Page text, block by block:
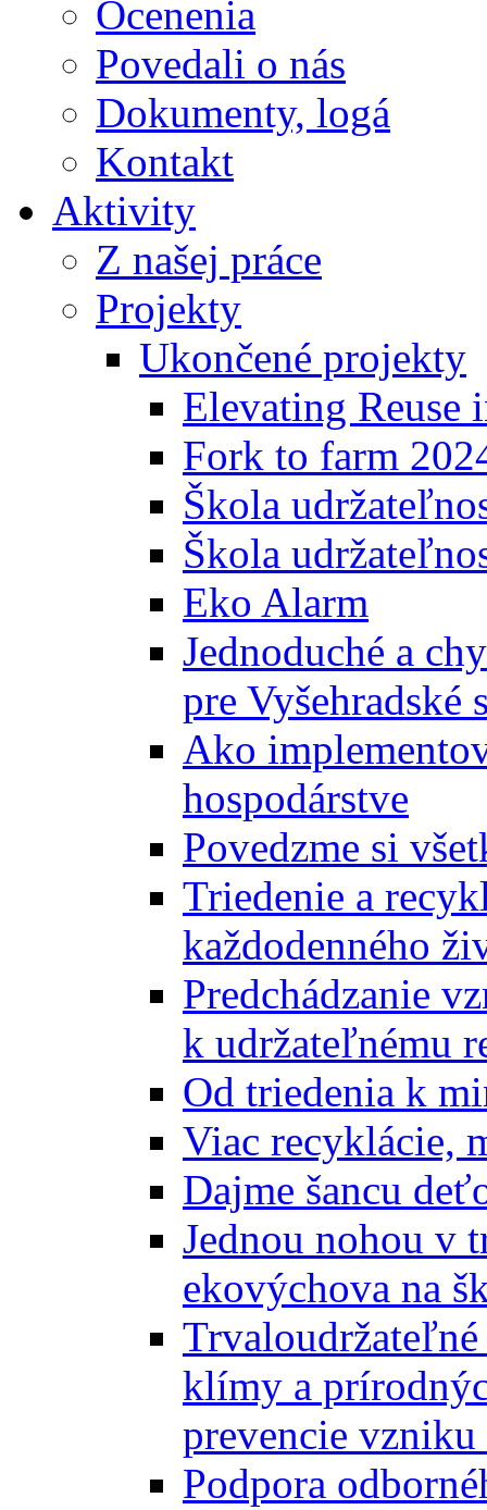
Ocenenia
Povedali o nás
Dokumenty, logá
Kontakt
Aktivity
Z našej práce
Projekty
Ukončené projekty
Elevating Reuse
Fork to farm
Škola
Škola
Eko Alarm
Jednoduché a
pre Vyšehradské
Ako
hospodárstve
Povedzme si
Triedenie a
každodenného
Predchádzanie
k udržateľnému
Od triedenia k
Viac recyklácie,
Dajme šancu
Jednou nohou v
ekovýchova na
klímy a
prevencie vzniku
Podpora